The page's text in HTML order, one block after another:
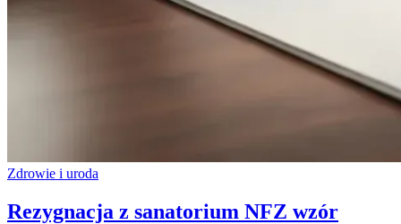
Zdrowie i uroda
Rezygnacja z sanatorium NFZ wzór